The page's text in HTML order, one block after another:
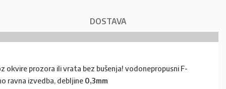
DOSTAVA
okvire prozora ili vrata bez bušenja! vodonepropusni F-
ravna izvedba, debljine 0,3mm